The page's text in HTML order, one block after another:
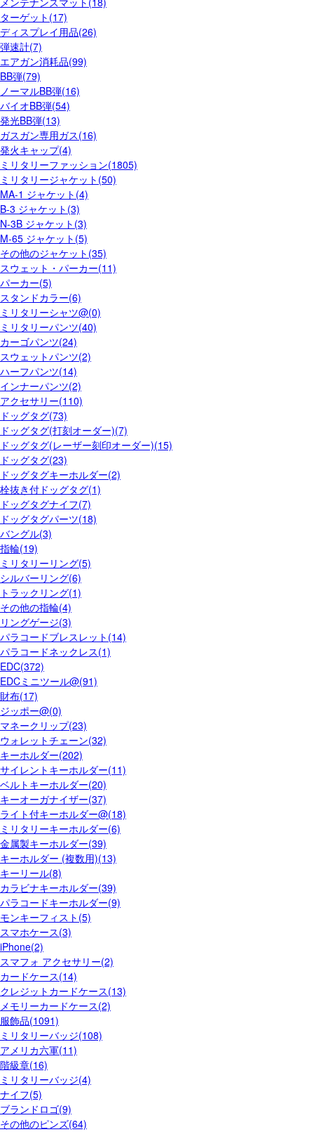
ターゲット(17)
ディスプレイ用品(26)
弾速計(7)
エアガン消耗品(99)
BB弾(79)
ノーマルBB弾(16)
バイオBB弾(54)
発光BB弾(13)
ガスガン専用ガス(16)
発火キャップ(4)
ミリタリーファッション(1805)
ミリタリージャケット(50)
MA-1 ジャケット(4)
B-3 ジャケット(3)
N-3B ジャケット(3)
M-65 ジャケット(5)
その他のジャケット(35)
スウェット・パーカー(11)
パーカー(5)
スタンドカラー(6)
ミリタリーシャツ@(0)
ミリタリーパンツ(40)
カーゴパンツ(24)
スウェットパンツ(2)
ハーフパンツ(14)
インナーパンツ(2)
アクセサリー(110)
ドッグタグ(73)
ドッグタグ(打刻オーダー)(7)
ドッグタグ(レーザー刻印オーダー)(15)
ドッグタグ(23)
ドッグタグキーホルダー(2)
栓抜き付ドッグタグ(1)
ドッグタグナイフ(7)
ドッグタグパーツ(18)
バングル(3)
指輪(19)
ミリタリーリング(5)
シルバーリング(6)
トラックリング(1)
その他の指輪(4)
リングゲージ(3)
パラコードブレスレット(14)
パラコードネックレス(1)
EDC(372)
EDCミニツール@(91)
財布(17)
ジッポー@(0)
マネークリップ(23)
ウォレットチェーン(32)
キーホルダー(202)
サイレントキーホルダー(11)
ベルトキーホルダー(20)
キーオーガナイザー(37)
ライト付キーホルダー@(18)
ミリタリーキーホルダー(6)
金属製キーホルダー(39)
キーホルダー (複数用)(13)
キーリール(8)
カラビナキーホルダー(39)
パラコードキーホルダー(9)
モンキーフィスト(5)
スマホケース(3)
iPhone(2)
スマフォ アクセサリー(2)
カードケース(14)
クレジットカードケース(13)
メモリーカードケース(2)
服飾品(1091)
ミリタリーバッジ(108)
アメリカ六軍(11)
階級章(16)
ミリタリーバッジ(4)
ナイフ(5)
ブランドロゴ(9)
その他のピンズ(64)